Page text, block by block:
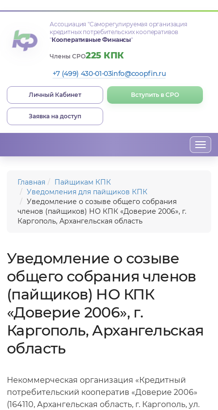
Ассоциация "Саморегулируемая организация
кредитных потребительских кооперативов
"Кооперативные Финансы"
Члены СРО225 КПК
+7 (499) 430-01-03info@coopfin.ru
Личный Кабинет Вступить в СРО
Заявка на доступ
Главная
Пайщикам КПК
Уведомления для пайщиков КПК
Уведомление о созыве общего собрания
членов (пайщиков) НО КПК «Доверие 2006», г.
Каргополь, Архангельская область
Уведомление о созыве
общего собрания членов
(пайщиков) НО КПК
«Доверие 2006», г.
Каргополь, Архангельская
область
Некоммерческая организация «Кредитный
потребительский кооператив «Доверие 2006»
(164110, Архангельская область, г. Каргополь, ул.